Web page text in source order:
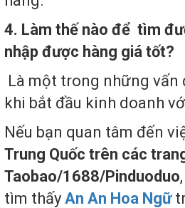
4. Làm thế nào để tìm
nhập được hàng giá tốt?
Là một trong những vấn
khi bắt đầu kinh doanh
Nếu bạn quan tâm đến
Trung Quốc trên các
Taobao/1688/Pinduoduo
tìm thấy An An Hoa Ngữ